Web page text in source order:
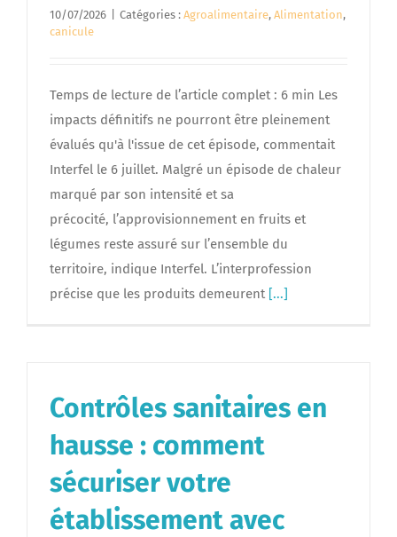
10/07/2026 Catégories : Agroalimentaire, Alimentation,
canicule
Temps de lecture de l’article complet : 6 min Les
impacts définitifs ne pourront être pleinement
évalués qu'à l'issue de cet épisode, commentait
Interfel le 6 juillet. Malgré un épisode de chaleur
marqué par son intensité et sa
précocité, l’approvisionnement en fruits et
légumes reste assuré sur l’ensemble du
territoire, indique Interfel. L’interprofession
précise que les produits demeurent [...]
Contrôles sanitaires en
hausse : comment
sécuriser votre
établissement avec